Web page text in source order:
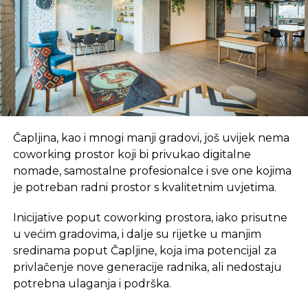
za cilj ukidanje privatnih kladionica, navode i da to
žele i strane internet kladionice, koje rade ilegalno
na području FBiH. Podsjećaju da su u prvih šest
mjeseci kladionice u budžet FBiH uplatile 17,83
miliona maraka na osnovu naknada i poreza, od
čega 98,14 odsto otpada na privatne kladionice.
0,86 odsto. Kada se uzme u obzir da ‘Lutrija BiH’
ima monopol na priređivanje klasičnih igara na
sreću, poput lota, tota, grebalice i slično, kao i da
ima preko 570 uplatnih mjesta, evidentno je kako
je ovaj iznos uplaćenih naknada sramotno nizak“,
navode oni. Upozoravaju i da Poreska uprava i
Vlada ne kontrolišu poslovanje „Lutrije BiH“, te da
svjesno tolerišu nezakonite aktivnosti ove državne
firme, podsjećajući da ona krši i Zakon o fiskalnim
sistemima jer nije u sistemu fiskalizacije.
Čapljina, kao i mnogi manji gradovi, još uvijek nema
coworking prostor koji bi privukao digitalne
nomade, samostalne profesionalce i sve one kojima
je potreban radni prostor s kvalitetnim uvjetima.
Inicijative poput coworking prostora, iako prisutne
u većim gradovima, i dalje su rijetke u manjim
sredinama poput Čapljine, koja ima potencijal za
privlačenje nove generacije radnika, ali nedostaju
potrebna ulaganja i podrška.